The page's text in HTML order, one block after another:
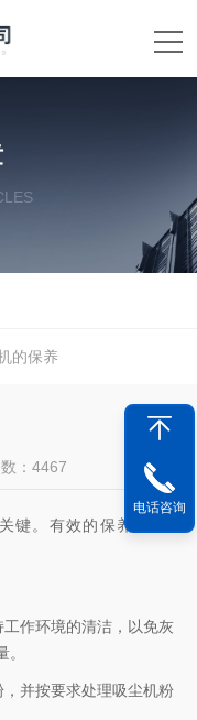
的保养
：4467
键。有效的保养措施包
作环境的清洁，以免灰
并按要求处理吸尘机粉
电话咨询